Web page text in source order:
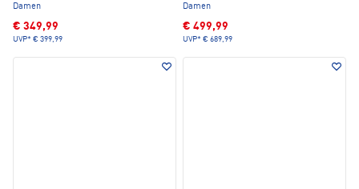
Damen
€ 349,99
UVP* € 399,99
Damen
€ 499,99
UVP* € 689,99